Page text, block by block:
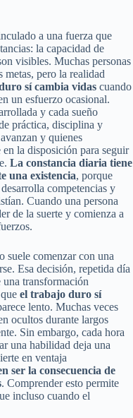
a una fuerza que
la capacidad de
visibles. Muchas personas
metas, pero la realidad
sí cambia vidas cuando
un esfuerzo ocasional.
y cada sueño
práctica, disciplina y
y quienes
en la disposición para seguir
La constancia diaria tiene
una existencia, porque
competencias y
Cuando una persona
de la suerte y comienza a
suele comenzar con una
Esa decisión, repetida día
una transformación
el trabajo duro sí
lento. Muchas veces
ocultos durante largos
Sin embargo, cada hora
una habilidad deja una
en ventaja
ser la consecuencia de
. Comprender esto permite
incluso cuando el